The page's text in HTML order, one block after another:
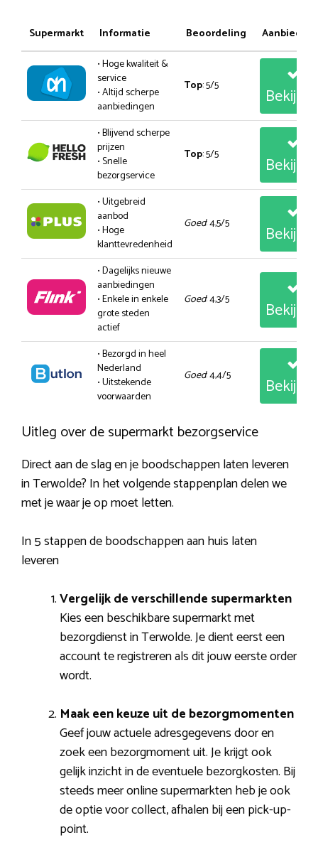
Supermarkt Informatie Beoordeling
• Hoge kwaliteit &
service
• Altijd scherpe
aanbiedingen
Top: 5/5
• Blijvend scherpe
prijzen
• Snelle
bezorgservice
Top: 5/5
• Uitgebreid
aanbod
• Hoge
klanttevredenheid
Goed: 4,5/5
• Dagelijks nieuwe
aanbiedingen
• Enkele in enkele
grote steden
actief
Goed: 4,3/5
• Bezorgd in heel
Nederland
• Uitstekende
voorwaarden
Goed: 4,4/5
Uitleg over de supermarkt bezorgservice
Direct aan de slag en je boodschappen laten leveren
in Terwolde? In het volgende stappenplan delen we
met je waar je op moet letten.
In 5 stappen de boodschappen aan huis laten
leveren
Vergelijk de verschillende supermarkten
Kies een beschikbare supermarkt met
bezorgdienst in Terwolde. Je dient eerst een
account te registreren als dit jouw eerste order
wordt.
Maak een keuze uit de bezorgmomenten
Geef jouw actuele adresgegevens door en
zoek een bezorgmoment uit. Je krijgt ook
gelijk inzicht in de eventuele bezorgkosten. Bij
steeds meer online supermarkten heb je ook
de optie voor collect, afhalen bij een pick-up-
point.